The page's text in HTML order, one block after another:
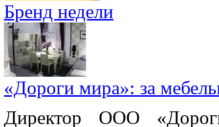
Бренд недели
«Дороги мира»: за
Директор ООО